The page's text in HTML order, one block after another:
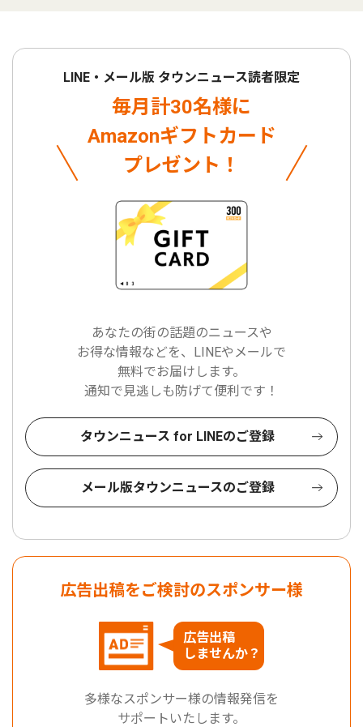
LINE・メール版 タウンニュース読者限定
毎月計30名様に
Amazonギフトカード
プレゼント！
あなたの街の話題のニュースや
お得な情報などを、LINEやメールで
無料でお届けします。
通知で見逃しも防げて便利です！
タウンニュース for LINEのご登録
メール版タウンニュースのご登録
広告出稿をご検討のスポンサー様
広告出稿
しませんか？
多様なスポンサー様の情報発信を
サポートいたします。